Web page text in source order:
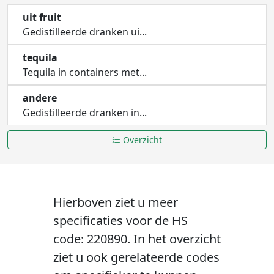
uit fruit
Gedistilleerde dranken ui...
tequila
Tequila in containers met...
andere
Gedistilleerde dranken in...
Overzicht
Hierboven ziet u meer
specificaties voor de HS
code: 220890. In het overzicht
ziet u ook gerelateerde codes